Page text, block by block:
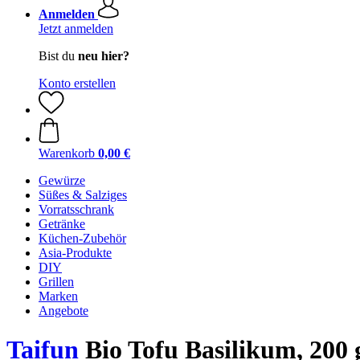
Anmelden
Jetzt anmelden
Bist du neu hier?
Konto erstellen
Warenkorb 0,00 €
Gewürze
Süßes & Salziges
Vorratsschrank
Getränke
Küchen-Zubehör
Asia-Produkte
DIY
Grillen
Marken
Angebote
Taifun Bio Tofu Basilikum, 200